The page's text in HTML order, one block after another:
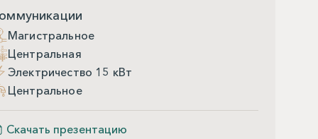
Магистральное
Центральная
Электричество 15 кВт
Центральное
Скачать презентацию